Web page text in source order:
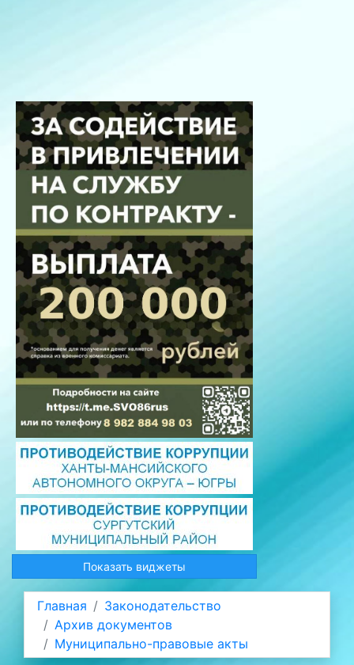
Показать виджеты
Главная
Законодательство
Архив документов
Муниципально-правовые акты